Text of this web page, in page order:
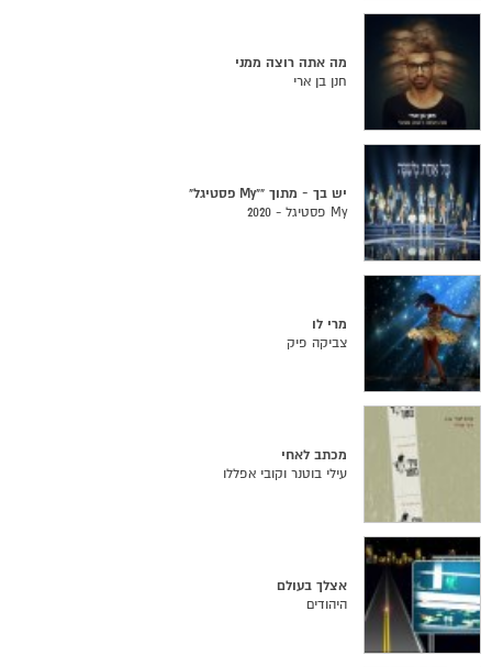
מה אתה רוצה ממני
חנן בן ארי
יש בך - מתוך ""My פסטיגל"
My פסטיגל - 2020
מרי לו
צביקה פיק
מכתב לאחי
עילי בוטנר וקובי אפללו
אצלך בעולם
היהודים